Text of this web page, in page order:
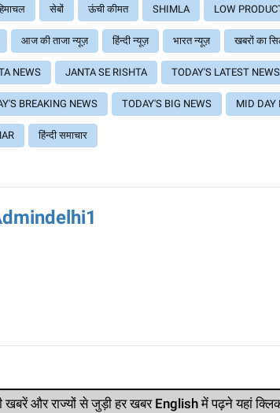
सेबों ऊंची कीमत SHIMLA LOW
आज की ताजा न्यूज़ हिंन्दी न्यूज़ भारत न्यूज़ खबरों का
NEWS JANTA SE RISHTA TODAY'S LATEST NEWS
BREAKING NEWS TODAY'S BIG NEWS MID DAY
हिंन्दी समाचार
खबरें और राज्‍यों से जुड़ी हर खबर English में पढ़ने यहां